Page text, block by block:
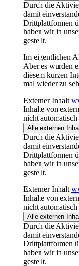
Durch die
damit
Drittplattformen
haben wir in
gestellt.
Im eigentlichen
Aber es wurden
diesem kurzen
mal wieder zu
Externer Inhalt
Inhalte von
nicht automatisch
Alle externen
Durch die
damit
Drittplattformen
haben wir in
gestellt.
Externer Inhalt
Inhalte von
nicht automatisch
Alle externen
Durch die
damit
Drittplattformen
haben wir in
gestellt.